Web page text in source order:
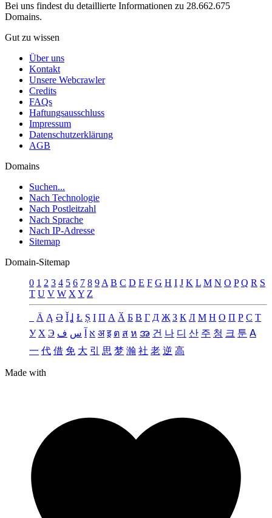
Bei uns findest du detaillierte Informationen zu 28.662.675
Domains.
Gut zu wissen
Über uns
Kontakt
Unsere Webcrawler
Credits
FAQs
Haftungsausschluss
Impressum
Datenschutzerklärung
AGB
Domains
Suchen...
Nach Technologie
Nach Postleitzahl
Nach Sprache
Nach IP-Adresse
Sitemap
Domain-Sitemap
0 1 2 3 4 5 6 7 8 9 A B C D E F G H I J K L M N O P Q R S
T U V W X Y Z
Ä Ą Ə Ǐ Ʝ Ł Ș Ι Π А Ӑ Б В Г Д Җ З К Л М Н О П Р С Т
У Х Э א س ف अ इ ต ส ห အ 건 나 디 산 주 청 크 툰 ꓮ
一 代 借 免 大 引 思 梦 瀚 社 老 逆 高
Made with